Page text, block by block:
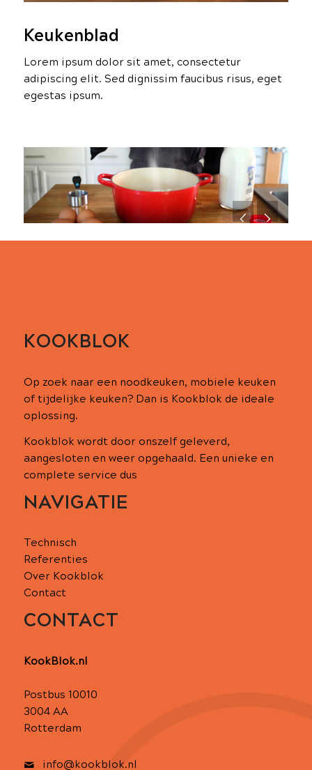
Keukenblad
Lorem ipsum dolor sit amet, consectetur
adipiscing elit. Sed dignissim faucibus risus, eget
egestas ipsum.
KOOKBLOK
Op zoek naar een noodkeuken, mobiele keuken
of tijdelijke keuken? Dan is Kookblok de ideale
oplossing.
Kookblok wordt door onszelf geleverd,
aangesloten en weer opgehaald. Een unieke en
complete service dus
NAVIGATIE
Technisch
Referenties
Over Kookblok
Contact
CONTACT
KookBlok.nl
Postbus 10010
3004 AA
Rotterdam
info@kookblok.nl